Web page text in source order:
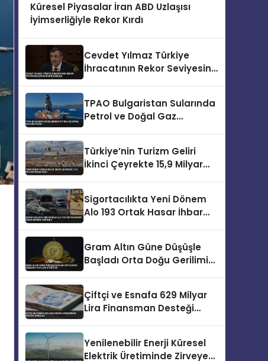
Küresel Piyasalar İran ABD Uzlaşısı
İyimserliğiyle Rekor Kırdı
Cevdet Yılmaz Türkiye
İhracatının Rekor Seviyesini
TPAO Bulgaristan Sularında
Petrol ve Doğal Gaz
Türkiye’nin Turizm Geliri
İkinci Çeyrekte 15,9 Milyar
Sigortacılıkta Yeni Dönem
Alo 193 Ortak Hasar İhbar
Gram Altın Güne Düşüşle
Başladı Orta Doğu Gerilimi
Çiftçi ve Esnafa 629 Milyar
Lira Finansman Desteği
Yenilenebilir Enerji Küresel
Elektrik Üretiminde Zirveye